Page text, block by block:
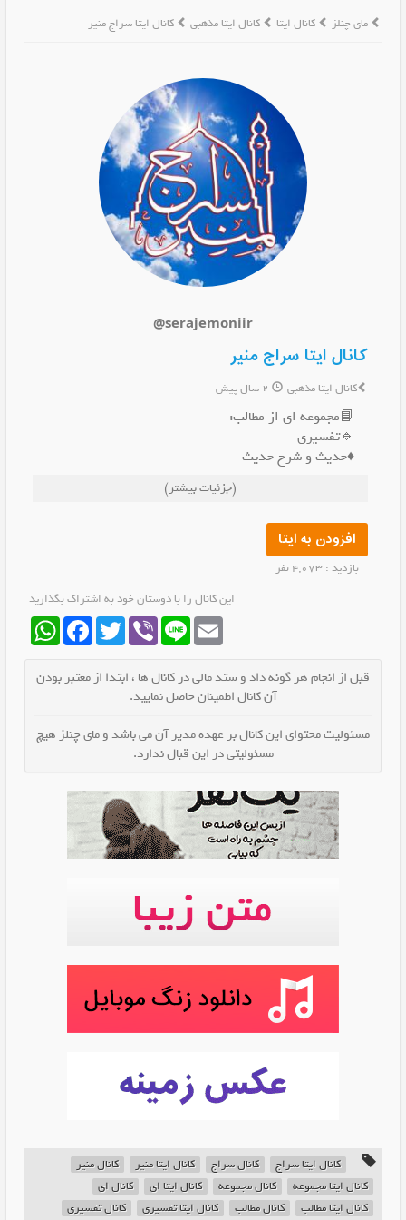
مای چنلز کانال ایتا کانال ایتا مذهبی کانال ایتا سراج منیر
@serajemoniir
کانال ایتا سراج منیر
کانال ایتا مذهبی
📘مجموعه اي از مطالب:
🔹تفسيري
♦️حديث و شرح حديث
♦️تربیتی
🔹احکام شرعي
♦️پاسخ به شبهات و سوالات
🔹داستانهای کوتاه و آموزنده
(جزئیات بیشتر)
افزودن به ایتا
بازدید : 4,073 نفر
این کانال را با دوستان خود به اشتراک بگذارید
WhatsAppFacebookTwitter Viber Line Email
قبل از انجام هر گونه داد و ستد مالی در کانال ها ، ابتدا از معتبر بودن
آن کانال اطمینان حاصل نمایید.
مسئولیت محتوای این کانال بر عهده مدیر آن می باشد و مای چنلز هیچ
مسئولیتی در این قبال ندارد.
کانال ایتا سراج کانال سراج کانال ایتا منیر
کانال منیر
کانال ایتا مجموعه
کانال مجموعه کانال ایتا اي
کانال اي
کانال ایتا مطالب
کانال مطالب کانال ایتا تفسيري کانال تفسيري